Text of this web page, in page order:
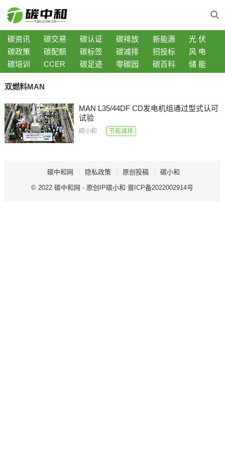
碳资讯 碳交易 碳认证 碳排放 新能源
光 伏
碳政策
碳配额 碳标签 碳减排 招投标
风 电
碳培训
CCER 碳足迹 零碳园 碳百科 储 能
双燃料MAN
MAN L35/44DF CD发电机组通过型式认可
试验
碳小和 节能减排
碳中和网 隐私政策 原创投稿 碳小和
© 2022碳中和网 - 原创IP碳小和 晋ICP备2022002914号